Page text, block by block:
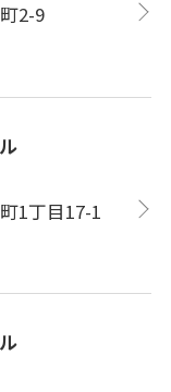
2-9
1丁目17-1